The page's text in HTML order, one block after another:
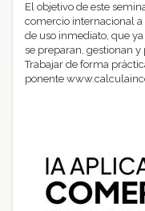
El objetivo de este
comercio internacional a
de uso inmediato, que
se preparan, gestionan
Trabajar de forma
ponente